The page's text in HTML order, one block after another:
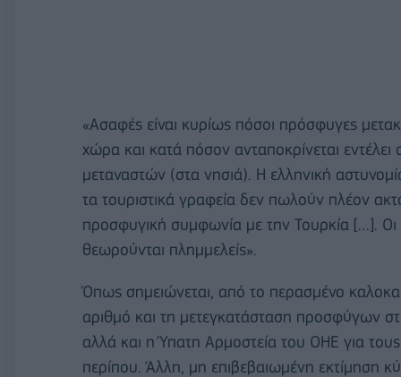
«Ασαφές είναι κυρίως πόσοι πρόσφυγες
χώρα και κατά πόσον ανταποκρίνεται
μεταναστών (στα νησιά). Η ελληνική
τα τουριστικά γραφεία δεν πωλούν πλέον
προσφυγική συμφωνία με την Τουρκία […].
θεωρούνται πλημμελείς».
Όπως σημειώνεται, από το περασμένο
αριθμό και τη μετεγκατάσταση προσφύγων
αλλά και η Ύπατη Αρμοστεία του ΟΗΕ για
περίπου. Άλλη, μη επιβεβαιωμένη εκτίμηση